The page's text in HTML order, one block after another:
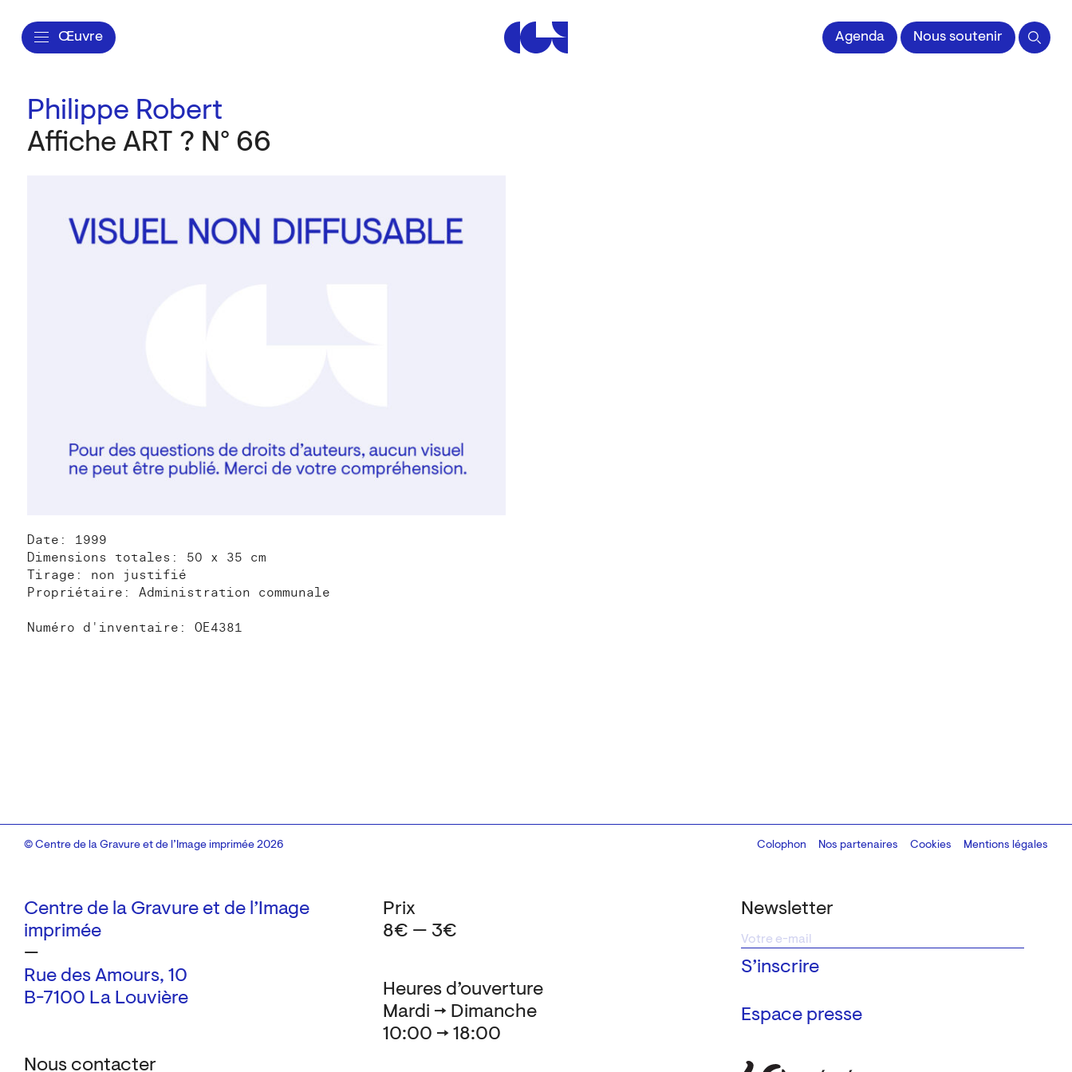
Œuvre Centre de la Gravure et de l'Image impriméeAgenda Nous soutenir
Philippe Robert
Affiche ART ? N° 66
Date: 1999
Dimensions totales: 50 x 35 cm
Tirage: non justifié
Propriétaire: Administration communale
Numéro d'inventaire: OE4381
Centre de la Gravure et de l’Image
imprimée
—
Rue des Amours, 10
B-7100 La Louvière
Nous contacter
Newsletter
Espace presse
Heures d’ouverture
Mardi → Dimanche
10:00 → 18:00
Prix
8€ — 3€
© Centre de la Gravure et de l’Image imprimée 2026 Colophon
Design:Marcel Kaczmarek, code:8080.studio
Nos partenaires Cookies Mentions légales